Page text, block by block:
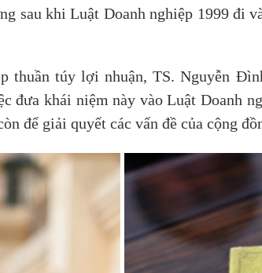
sau khi Luật Doanh nghiệp 1999 đi
thuần túy lợi nhuận, TS. Nguyễn
đưa khái niệm này vào Luật Doanh
để giải quyết các vấn đề của cộng